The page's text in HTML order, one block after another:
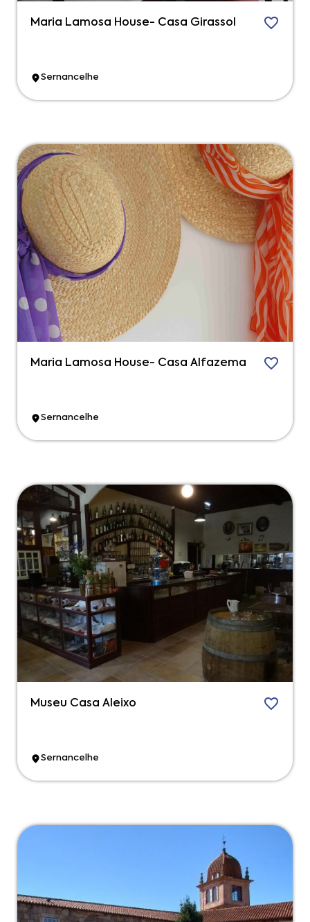
Maria Lamosa House- Casa Girassol
Sernancelhe
Maria Lamosa House- Casa Alfazema
Sernancelhe
Museu Casa Aleixo
Sernancelhe